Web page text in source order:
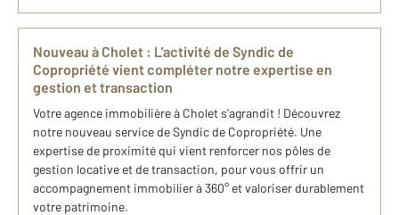
Nouveau à Cholet : L'activité de Syndic de
Copropriété vient compléter notre expertise en
gestion et transaction
Votre agence immobilière à Cholet s'agrandit ! Découvrez
notre nouveau service de Syndic de Copropriété. Une
expertise de proximité qui vient renforcer nos pôles de
gestion locative et de transaction, pour vous offrir un
accompagnement immobilier à 360° et valoriser durablement
votre patrimoine.